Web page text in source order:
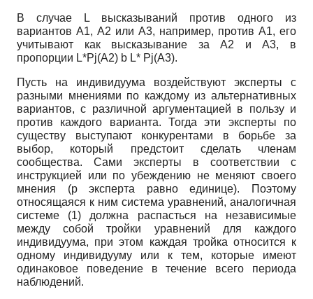
В случае L высказываний против одного из
вариантов А1, А2 или А3, например, против А1, его
учитывают как высказывание за А2 и А3, в
пропорции L*Pj(A2) b L* Pj(A3).
Пусть на индивидуума воздействуют эксперты с
разными мнениями по каждому из альтернативных
вариантов, с различной аргументацией в пользу и
против каждого варианта. Тогда эти эксперты по
существу выступают конкурентами в борьбе за
выбор, который предстоит сделать членам
сообщества. Сами эксперты в соответствии с
инструкцией или по убеждению не меняют своего
мнения (р эксперта равно единице). Поэтому
относящаяся к ним система уравнений, аналогичная
системе (1) должна распасться на независимые
между собой тройки уравнений для каждого
индивидуума, при этом каждая тройка относится к
одному индивидууму или к тем, которые имеют
одинаковое поведение в течение всего периода
наблюдений.